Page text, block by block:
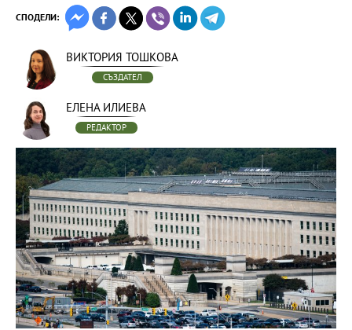
СПОДЕЛИ:
ВИКТОРИЯ ТОШКОВА
СЪЗДАТЕЛ
ЕЛЕНА ИЛИЕВА
РЕДАКТОР